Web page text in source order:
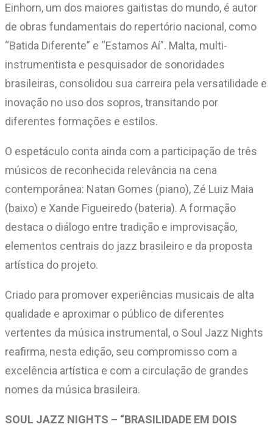
Einhorn, um dos maiores gaitistas do mundo, é autor
de obras fundamentais do repertório nacional, como
“Batida Diferente” e “Estamos Aí”. Malta, multi-
instrumentista e pesquisador de sonoridades
brasileiras, consolidou sua carreira pela versatilidade e
inovação no uso dos sopros, transitando por
diferentes formações e estilos.
O espetáculo conta ainda com a participação de três
músicos de reconhecida relevância na cena
contemporânea: Natan Gomes (piano), Zé Luiz Maia
(baixo) e Xande Figueiredo (bateria). A formação
destaca o diálogo entre tradição e improvisação,
elementos centrais do jazz brasileiro e da proposta
artística do projeto.
Criado para promover experiências musicais de alta
qualidade e aproximar o público de diferentes
vertentes da música instrumental, o Soul Jazz Nights
reafirma, nesta edição, seu compromisso com a
excelência artística e com a circulação de grandes
nomes da música brasileira.
SOUL JAZZ NIGHTS – “BRASILIDADE EM DOIS